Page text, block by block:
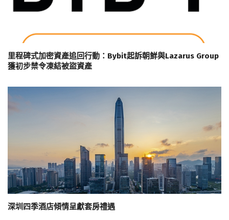
里程碑式加密資產追回行動：Bybit起訴朝鮮與Lazarus Group
獲初步禁令凍結被盜資產
深圳四季酒店傾情呈獻套房禮遇